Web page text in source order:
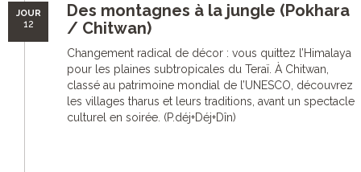
JOUR
12
Des montagnes à la jungle (Pokhara
/ Chitwan)
Changement radical de décor : vous quittez l’Himalaya
pour les plaines subtropicales du Teraï. À Chitwan,
classé au patrimoine mondial de l’UNESCO, découvrez
les villages tharus et leurs traditions, avant un spectacle
culturel en soirée. (P.déj+Déj+Dîn)